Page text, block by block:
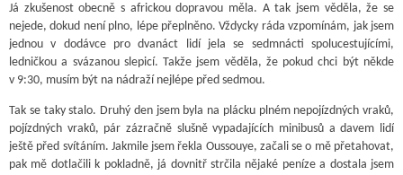
Já zkušenost obecně s africkou dopravou měla. A tak jsem věděla, že se
nejede, dokud není plno, lépe přeplněno. Vždycky ráda vzpomínám, jak jsem
jednou v dodávce pro dvanáct lidí jela se sedmnácti spolucestujícími,
ledničkou a svázanou slepicí. Takže jsem věděla, že pokud chci být někde
v 9:30, musím být na nádraží nejlépe před sedmou.
Tak se taky stalo. Druhý den jsem byla na plácku plném nepojízdných vraků,
pojízdných vraků, pár zázračně slušně vypadajících minibusů a davem lidí
ještě před svítáním. Jakmile jsem řekla Oussouye, začali se o mě přetahovat,
pak mě dotlačili k pokladně, já dovnitř strčila nějaké peníze a dostala jsem